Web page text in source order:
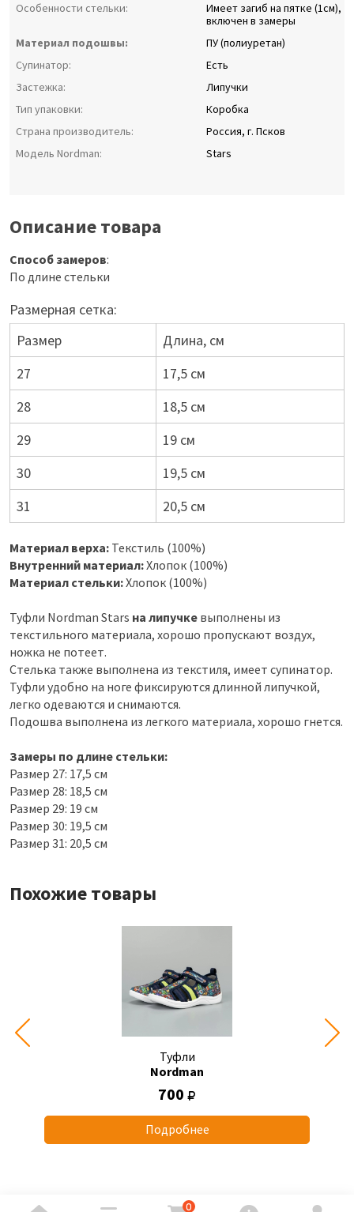
Особенности стельки:
Имеет загиб на пятке (1см),
включен в замеры
Материал подошвы:
ПУ (полиуретан)
Супинатор:
Есть
Застежка:
Липучки
Тип упаковки:
Коробка
Страна производитель:
Россия, г. Псков
Модель Nordman:
Stars
Описание товара
Способ замеров:
По длине стельки
Размерная сетка:
Размер
Длина, см
27
17,5 см
28
18,5 см
29
19 см
30
19,5 см
31
20,5 см
Материал верха: Текстиль (100%)
Внутренний материал:Хлопок (100%)
Материал стельки:Хлопок (100%)
Туфли Nordman Stars на липучке выполнены из
текстильного материала, хорошо пропускают воздух,
ножка не потеет.
Стелька также выполнена из текстиля, имеет супинатор.
Туфли удобно на ноге фиксируются длинной липучкой,
легко одеваются и снимаются.
Подошва выполнена из легкого материала, хорошо гнется.
Замеры по длине стельки:
Размер 27: 17,5 см
Размер 28: 18,5 см
Размер 29: 19 см
Размер 30: 19,5 см
Размер 31: 20,5 см
Похожие товары
Туфли
Nordman
700
Подробнее
0